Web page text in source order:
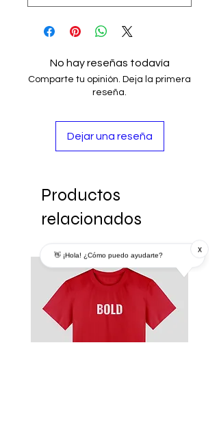
No hay reseñas todavía
Comparte tu opinión. Deja la primera
reseña.
Dejar una reseña
Productos
relacionados
👋 ¡Hola! ¿Cómo puedo ayudarte?
x